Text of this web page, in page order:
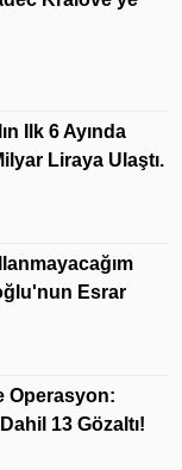
Ilk 6 Ayında
Liraya Ulaştı.
Esrar
Operasyon:
13 Gözaltı!